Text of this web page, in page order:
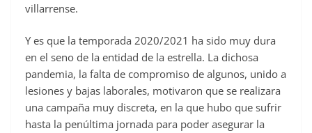
villarrense.
Y es que la temporada 2020/2021 ha sido muy dura
en el seno de la entidad de la estrella. La dichosa
pandemia, la falta de compromiso de algunos, unido a
lesiones y bajas laborales, motivaron que se realizara
una campaña muy discreta, en la que hubo que sufrir
hasta la penúltima jornada para poder asegurar la